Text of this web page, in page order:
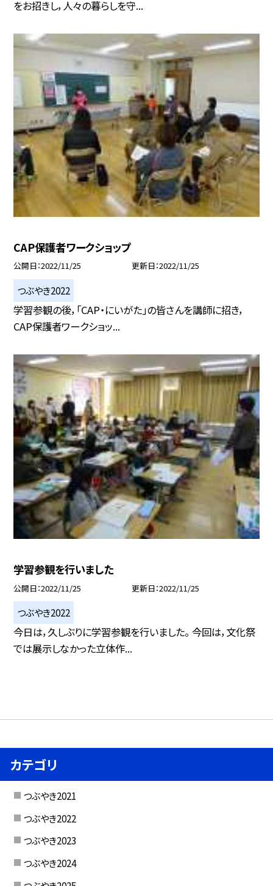
をお招きし，人々の暮らしを守...
CAP保護者ワークショップ
公開日 2022/11/25 更新日 2022/11/25
つぶやき2022
学習参観の後，「CAP・にいがた」の皆さんを講師に招き，
CAP保護者ワークショッ...
学習参観を行いました
公開日 2022/11/25 更新日 2022/11/25
つぶやき2022
今日は，久しぶりに学習参観を行いました。 今回は，文化祭
では展示しなかった立体作...
カテゴリ
つぶやき2021
つぶやき2022
つぶやき2023
つぶやき2024